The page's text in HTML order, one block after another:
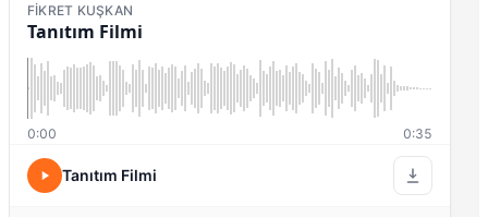
FIKRET KUŞKAN
Tanıtım Filmi
0:00 0:35
Tanıtım Filmi